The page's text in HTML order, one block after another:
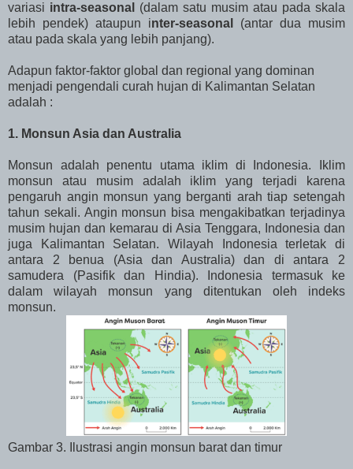
variasi intra-seasonal (dalam satu musim atau pada skala
lebih pendek) ataupun inter-seasonal
(antar dua musim
atau pada skala yang lebih panjang).
Adapun faktor-faktor global dan regional yang dominan
menjadi pengendali curah hujan di Kalimantan Selatan
adalah :
1. Monsun Asia dan Australia
Monsun adalah penentu utama iklim di Indonesia. Iklim
monsun atau musim adalah iklim yang terjadi karena
pengaruh angin monsun yang berganti arah tiap setengah
tahun sekali. Angin monsun bisa mengakibatkan terjadinya
musim hujan dan kemarau di Asia Tenggara, Indonesia dan
juga Kalimantan Selatan. Wilayah Indonesia terletak di
antara 2 benua (Asia dan Australia) dan di antara 2
samudera (Pasifik dan Hindia). Indonesia termasuk ke
dalam wilayah monsun yang ditentukan oleh indeks
monsun.
Gambar 3. Ilustrasi angin monsun barat dan timur